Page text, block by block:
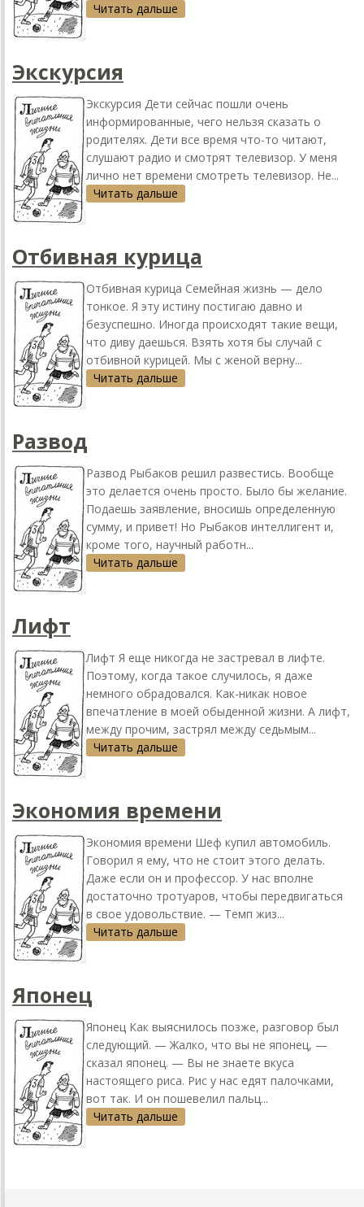
Читать дальше
Экскурсия
Экскурсия Дети сейчас пошли очень
информированные, чего нельзя сказать о
родителях. Дети все время что-то читают,
слушают радио и смотрят телевизор. У меня
лично нет времени смотреть телевизор. Не...
Читать дальше
Отбивная курица
Отбивная курица Семейная жизнь — дело
тонкое. Я эту истину постигаю давно и
безуспешно. Иногда происходят такие вещи,
что диву даешься. Взять хотя бы случай с
отбивной курицей. Мы с женой верну...
Читать дальше
Развод
Развод Рыбаков решил развестись. Вообще
это делается очень просто. Было бы желание.
Подаешь заявление, вносишь определенную
сумму, и привет! Но Рыбаков интеллигент и,
кроме того, научный работн...
Читать дальше
Лифт
Лифт Я еще никогда не застревал в лифте.
Поэтому, когда такое случилось, я даже
немного обрадовался. Как-никак новое
впечатление в моей обыденной жизни. А лифт,
между прочим, застрял между седьмым...
Читать дальше
Экономия времени
Экономия времени Шеф купил автомобиль.
Говорил я ему, что не стоит этого делать.
Даже если он и профессор. У нас вполне
достаточно тротуаров, чтобы передвигаться
в свое удовольствие. — Темп жиз...
Читать дальше
Японец
Японец Как выяснилось позже, разговор был
следующий. — Жалко, что вы не японец, —
сказал японец. — Вы не знаете вкуса
настоящего риса. Рис у нас едят палочками,
вот так. И он пошевелил пальц...
Читать дальше